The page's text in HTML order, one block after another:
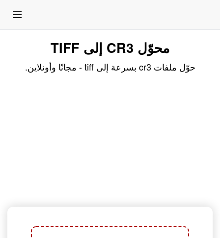
محوّل CR3 إلى TIFF
حوّل ملفات cr3 بسرعة إلى tiff - مجانًا وأونلاين.